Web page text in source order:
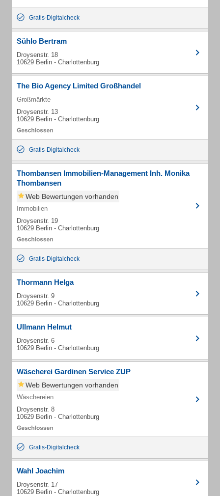
Gratis-Digitalcheck
Sühlo Bertram
Droysenstr. 18
10629 Berlin - Charlottenburg
The Bio Agency Limited Großhandel
Großmärkte
Droysenstr. 13
10629 Berlin - Charlottenburg
Gratis-Digitalcheck
Thombansen Immobilien-Management Inh. Monika
Thombansen
Web Bewertungen vorhanden
Immobilien
Droysenstr. 19
10629 Berlin - Charlottenburg
Gratis-Digitalcheck
Thormann Helga
Droysenstr. 9
10629 Berlin - Charlottenburg
Ullmann Helmut
Droysenstr. 6
10629 Berlin - Charlottenburg
Wäscherei Gardinen Service ZUP
Web Bewertungen vorhanden
Wäschereien
Droysenstr. 8
10629 Berlin - Charlottenburg
Gratis-Digitalcheck
Wahl Joachim
Droysenstr. 17
10629 Berlin - Charlottenburg